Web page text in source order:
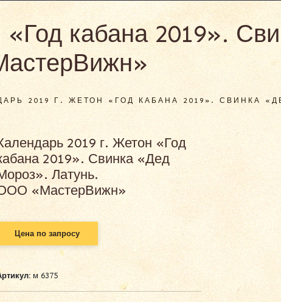
кабана 2019».
2019 Г. ЖЕТОН «ГОД КАБАНА 2019». СВИНКА
2019 г. Жетон «Год
2019». Свинка «Дед
Латунь.
«МастерВижн»
Цена по запросу
м 6375